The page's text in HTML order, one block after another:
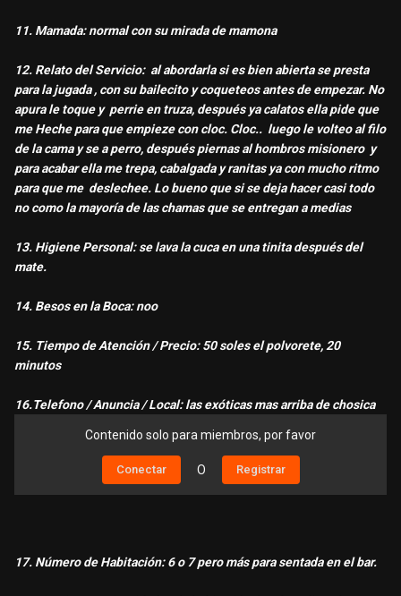
11. Mamada: normal con su mirada de mamona
12. Relato del Servicio: al abordarla si es bien abierta se presta
para la jugada , con su bailecito y coqueteos antes de empezar. No
apura le toque y perrie en truza, después ya calatos ella pide que
me Heche para que empieze con cloc. Cloc.. luego le volteo al filo
de la cama y se a perro, después piernas al hombros misionero y
para acabar ella me trepa, cabalgada y ranitas ya con mucho ritmo
para que me deslechee. Lo bueno que si se deja hacer casi todo
no como la mayoría de las chamas que se entregan a medias
13. Higiene Personal: se lava la cuca en una tinita después del
mate.
14. Besos en la Boca: noo
15. Tiempo de Atención / Precio: 50 soles el polvorete, 20
minutos
16.Telefono / Anuncia / Local: las exóticas mas arriba de chosica
Contenido solo para miembros, por favor
Conectar O Registrar
17. Número de Habitación: 6 o 7 pero más para sentada en el bar.